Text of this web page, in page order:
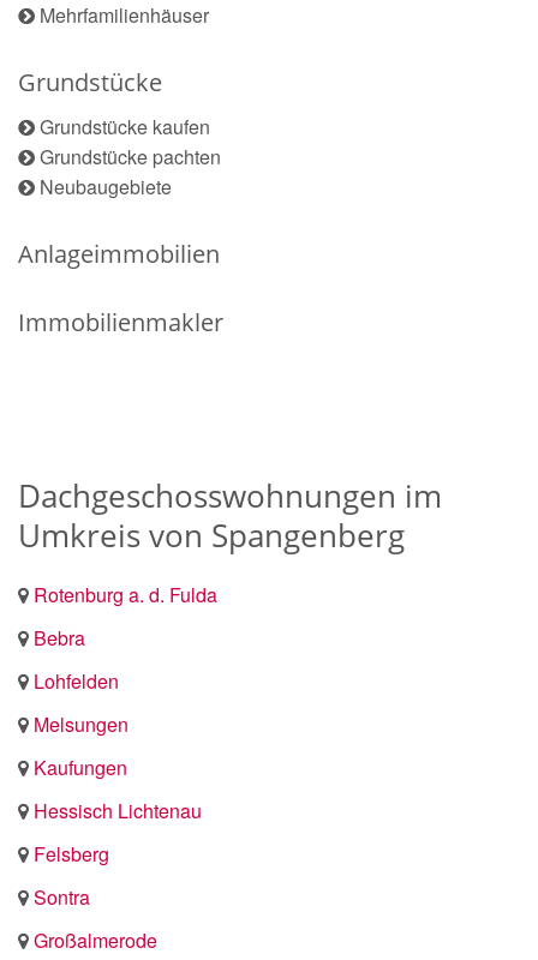
Mehrfamilienhäuser
Grundstücke
Grundstücke kaufen
Grundstücke pachten
Neubaugebiete
Anlageimmobilien
Immobilienmakler
Dachgeschosswohnungen im
Umkreis von Spangenberg
Rotenburg a. d. Fulda
Bebra
Lohfelden
Melsungen
Kaufungen
Hessisch Lichtenau
Felsberg
Sontra
Großalmerode